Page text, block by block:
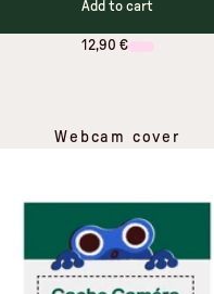
Add to cart
12,90 €
Webcam cover